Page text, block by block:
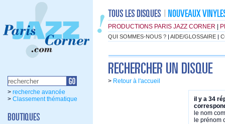
PRODUCTIONS PARIS JAZZ CORNER
QUI SOMMES-NOUS ? | AIDE/GLOSSAIRE |
> recherche avancée
> Classement thématique
> Retour à l'accueil
il y a 34
le nom
le prénom